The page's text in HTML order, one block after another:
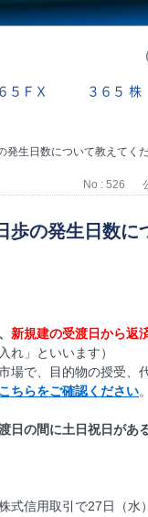
５ＦＸ ３６５ 株
発生日数について教えてくだ
No : 526
歩の発生日数に
新規建の受渡日から返
れ」といいます）
場で、目的物の授受、
こちらをご確認ください。
日の間に土日祝日があ
式信用取引で27日（